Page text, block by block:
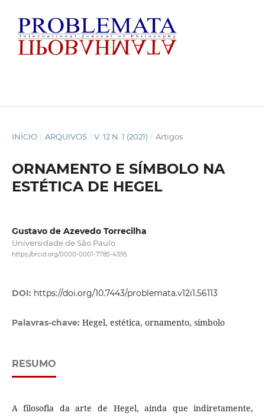
INÍCIO / ARQUIVOS / V. 12 N. 1 (2021) / Artigos
ORNAMENTO E SÍMBOLO NA
ESTÉTICA DE HEGEL
Gustavo de Azevedo Torrecilha
Universidade de São Paulo
https://orcid.org/0000-0001-7785-4395
DOI: https://doi.org/10.7443/problemata.v12i1.56113
Palavras-chave: Hegel, estética, ornamento, símbolo
RESUMO
A filosofia da arte de Hegel, ainda que indiretamente,